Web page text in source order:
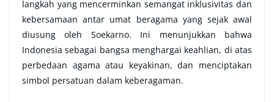
langkah yang mencerminkan semangat inklusivitas dan
kebersamaan antar umat beragama yang sejak awal
diusung oleh Soekarno. Ini menunjukkan bahwa
Indonesia sebagai bangsa menghargai keahlian, di atas
perbedaan agama atau keyakinan, dan menciptakan
simbol persatuan dalam keberagaman.